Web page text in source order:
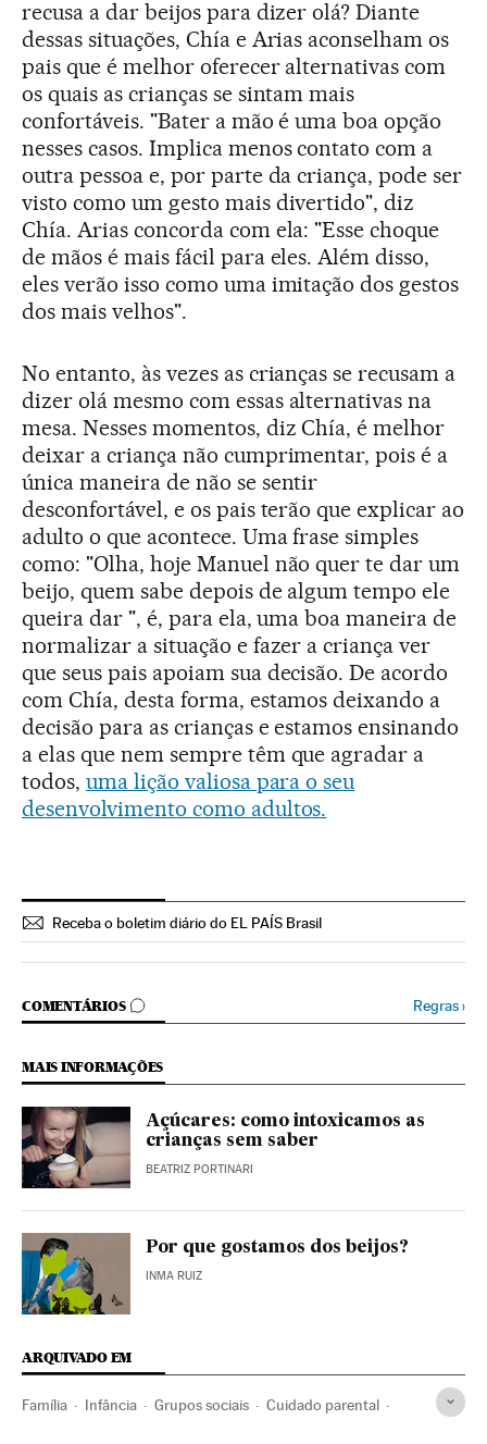
recusa a dar beijos para dizer olá? Diante
dessas situações, Chía e Arias aconselham os
pais que é melhor oferecer alternativas com
os quais as crianças se sintam mais
confortáveis. "Bater a mão é uma boa opção
nesses casos. Implica menos contato com a
outra pessoa e, por parte da criança, pode ser
visto como um gesto mais divertido", diz
Chía. Arias concorda com ela: "Esse choque
de mãos é mais fácil para eles. Além disso,
eles verão isso como uma imitação dos gestos
dos mais velhos".
No entanto, às vezes as crianças se recusam a
dizer olá mesmo com essas alternativas na
mesa. Nesses momentos, diz Chía, é melhor
deixar a criança não cumprimentar, pois é a
única maneira de não se sentir
desconfortável, e os pais terão que explicar ao
adulto o que acontece. Uma frase simples
como: "Olha, hoje Manuel não quer te dar um
beijo, quem sabe depois de algum tempo ele
queira dar ", é, para ela, uma boa maneira de
normalizar a situação e fazer a criança ver
que seus pais apoiam sua decisão. De acordo
com Chía, desta forma, estamos deixando a
decisão para as crianças e estamos ensinando
a elas que nem sempre têm que agradar a
todos, uma lição valiosa para o seu
desenvolvimento como adultos.
Receba o boletim diário do EL PAÍS Brasil
COMENTÁRIOS
COMENTÁRIOS Regras›
MAIS INFORMAÇÕES
Açúcares: como intoxicamos as
crianças sem saber
BEATRIZ PORTINARI
Por que gostamos dos beijos?
INMA RUIZ
ARQUIVADO EM
Família Infância Grupos sociais Cuidado parental